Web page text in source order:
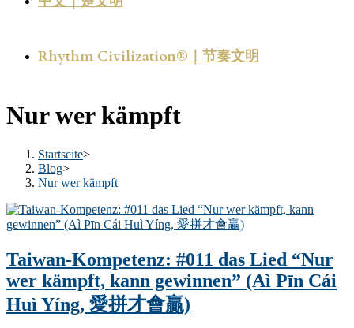
Rhythm Civilization®｜节奏文明
Nur wer kämpft
Startseite>
Blog>
Nur wer kämpft
Taiwan-Kompetenz: #011 das Lied “Nur
wer kämpft, kann gewinnen” (Aì Pīn Cái
Huì Yíng, 愛拼才會贏)